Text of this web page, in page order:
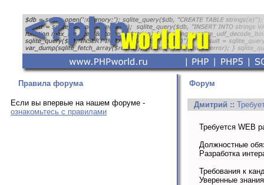
Правила форума
Если вы впервые на нашем форуме -
ознакомьтесь с правилами
Форум
Дмитрий ::
Требуется WEB
Должностные
Разработка
Требования к
Уверенные